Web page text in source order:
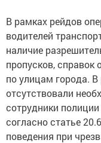
В рамках рейдов
водителей
наличие
пропусков, справок
по улицам города.
отсутствовали
сотрудники
согласно статье
поведения при